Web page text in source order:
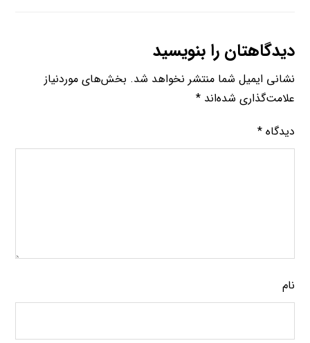
دیدگاهتان را بنویسید
نشانی ایمیل شما منتشر نخواهد شد. بخش‌های موردنیاز
علامت‌گذاری شده‌اند*
دیدگاه*
نام